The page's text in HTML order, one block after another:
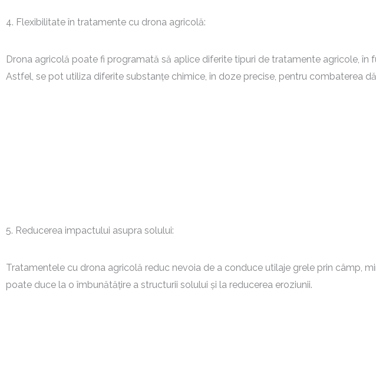
4. Flexibilitate în tratamente cu drona agricolă:
Drona agricolă poate fi programată să aplice diferite tipuri de tratamente agricole, în
Astfel, se pot utiliza diferite substanțe chimice, în doze precise, pentru combaterea
5. Reducerea impactului asupra solului:
Tratamentele cu drona agricolă reduc nevoia de a conduce utilaje grele prin câmp,
poate duce la o îmbunătățire a structurii solului și la reducerea eroziunii.